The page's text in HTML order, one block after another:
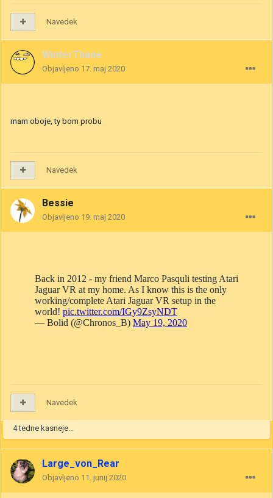
Navedek
WinterThane
Objavljeno 17. maj 2020
mam oboje, ty bom probu
Navedek
Bessie
Objavljeno 19. maj 2020
Navedek
4 tedne kasneje...
Large_von_Rear
Objavljeno 11. junij 2020